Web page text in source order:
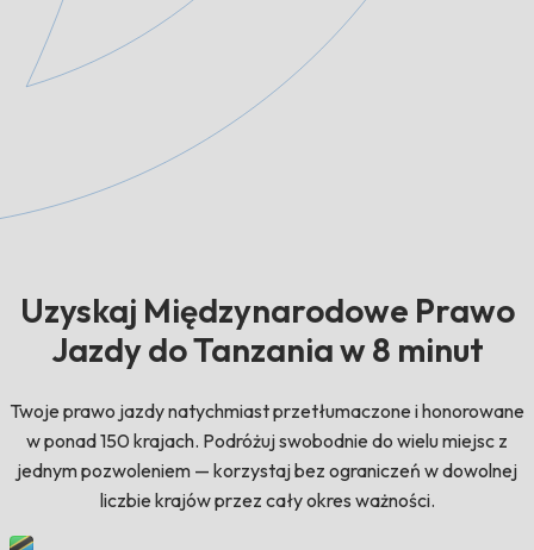
Uzyskaj Międzynarodowe Prawo
Jazdy do Tanzania w 8 minut
Twoje prawo jazdy natychmiast przetłumaczone i honorowane
w ponad 150 krajach. Podróżuj swobodnie do wielu miejsc z
jednym pozwoleniem — korzystaj bez ograniczeń w dowolnej
liczbie krajów przez cały okres ważności.